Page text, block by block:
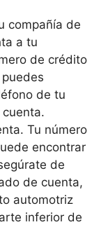
compañía de
a tu
de crédito
de tu
Tu número
encontrar
de
de cuenta,
automotriz
inferior de